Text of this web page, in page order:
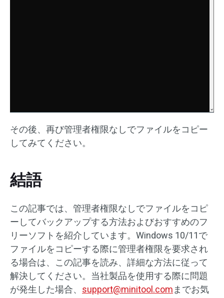
その後、再び管理者権限なしでファイルをコピー
してみてください。
結語
この記事では、管理者権限なしでファイルをコピ
ーしてバックアップする方法およびおすすめのフ
リーソフトを紹介しています。Windows 10/11で
ファイルをコピーする際に管理者権限を要求され
る場合は、この記事を読み、詳細な方法に従って
解決してください。当社製品を使用する際に問題
が発生した場合、 support@minitool.com までお気